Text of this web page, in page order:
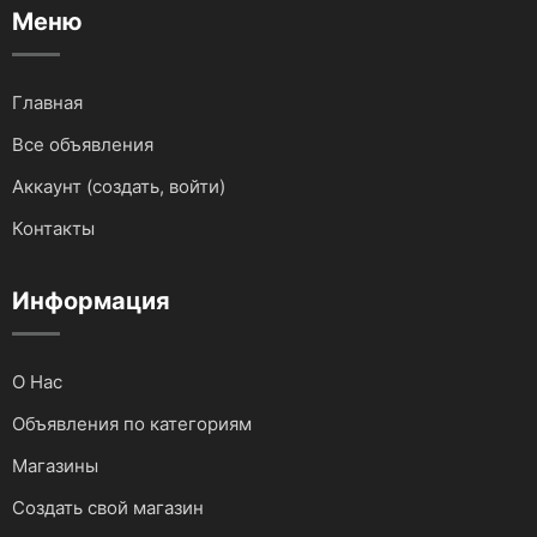
Для мототехники
Меню
Главная
Все объявления
Аккаунт (создать, войти)
Контакты
Информация
О Нас
Объявления по категориям
Магазины
Создать свой магазин